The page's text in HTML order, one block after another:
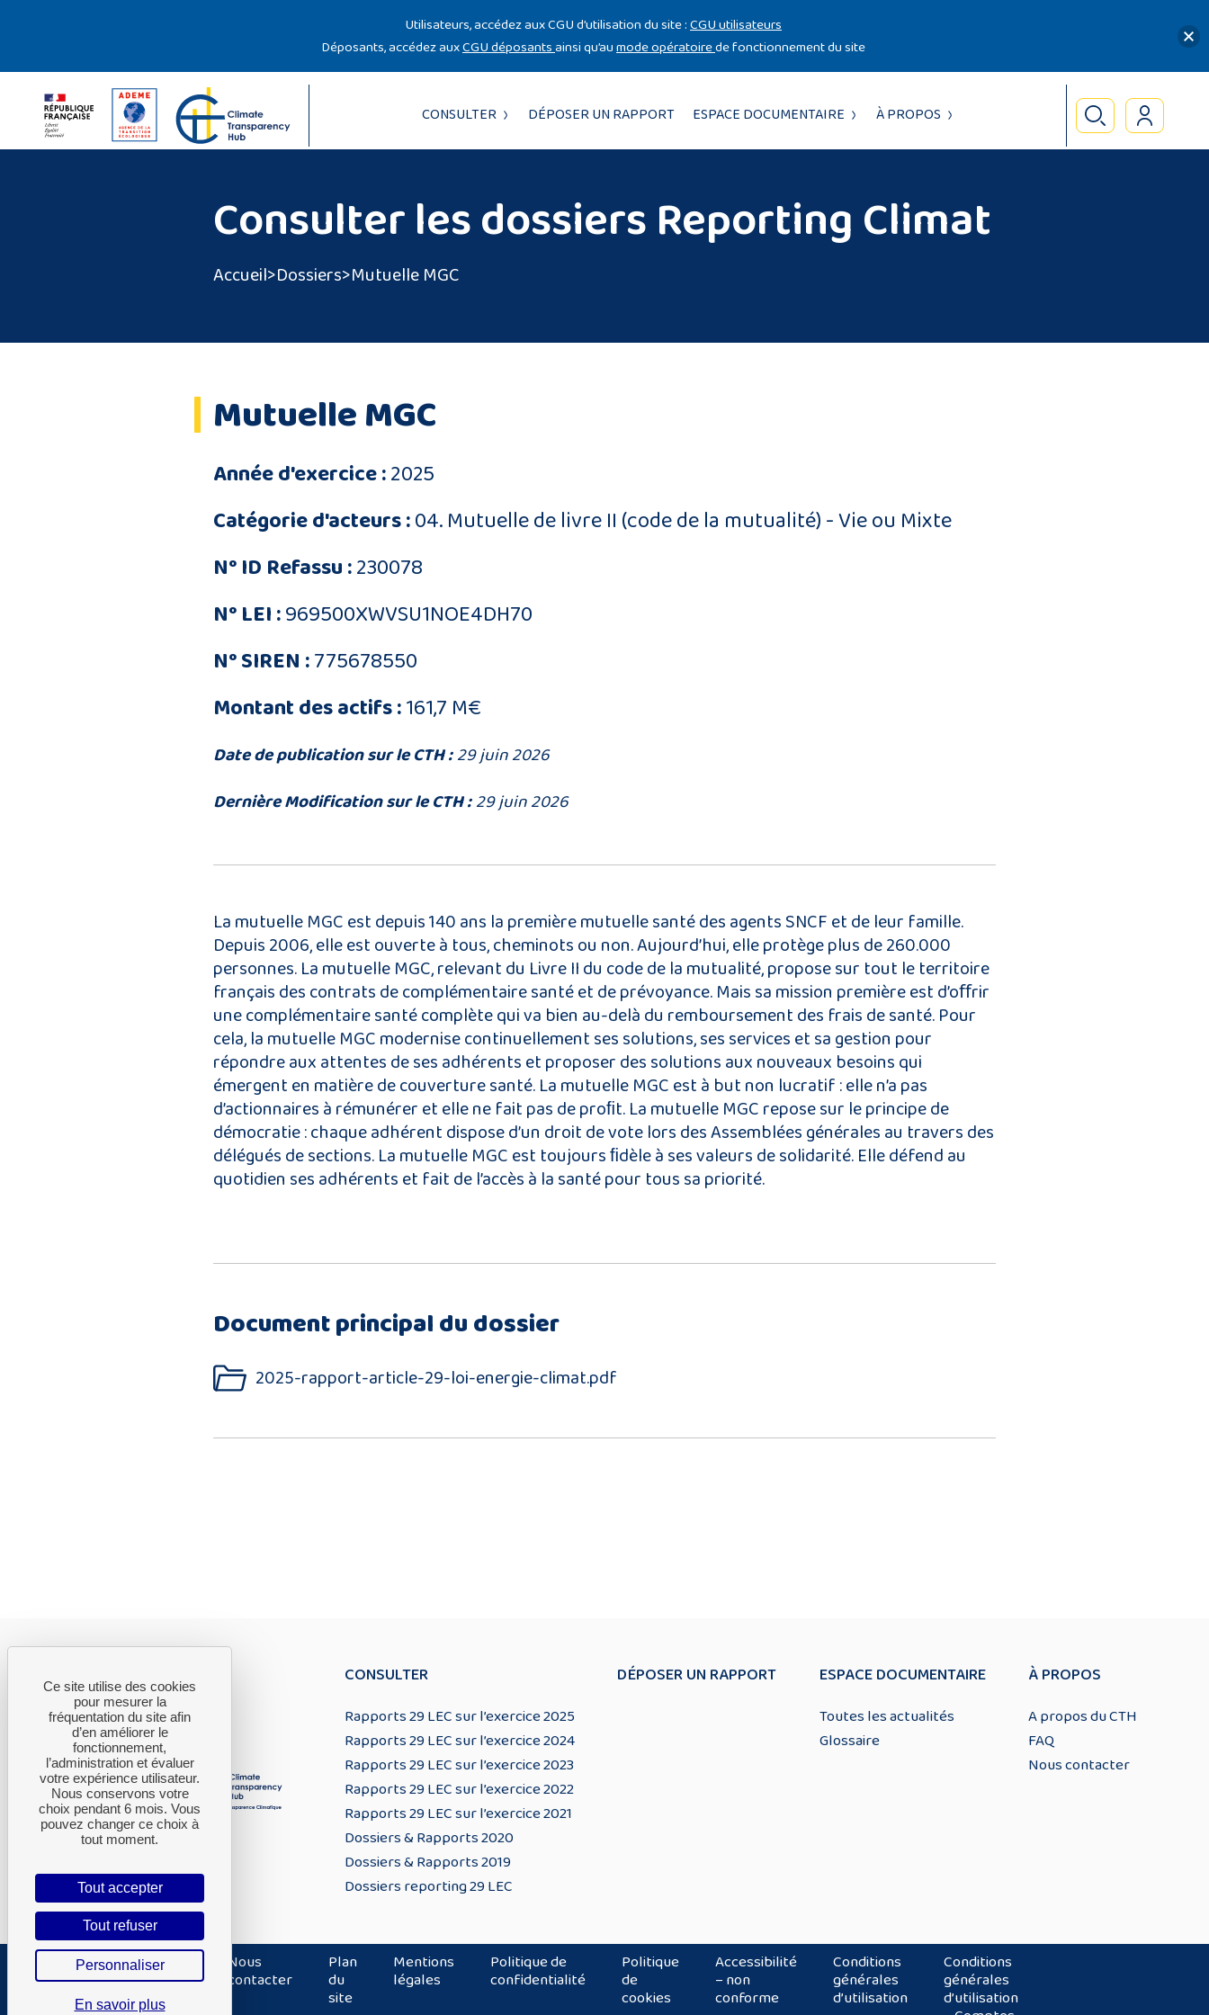
CONSULTER DÉPOSER UN RAPPORT ESPACE DOCUMENTAIRE À PROPOS
Consulter les dossiers Reporting Climat
Accueil>Dossiers>Mutuelle MGC
Mutuelle MGC
Année d'exercice :2025
Catégorie d'acteurs :04. Mutuelle de livre II (code de la mutualité) - Vie ou Mixte
N° ID Refassu :230078
N° LEI :969500XWVSU1NOE4DH70
N° SIREN :775678550
Montant des actifs :161,7 M€
Date de publication sur le CTH : 29 juin 2026
Dernière Modification sur le CTH : 29 juin 2026
La mutuelle MGC est depuis 140 ans la première mutuelle santé des agents SNCF et de leur famille.
Depuis 2006, elle est ouverte à tous, cheminots ou non. Aujourd’hui, elle protège plus de 260.000
personnes. La mutuelle MGC, relevant du Livre II du code de la mutualité, propose sur tout le territoire
français des contrats de complémentaire santé et de prévoyance. Mais sa mission première est d’oﬀrir
une complémentaire santé complète qui va bien au-delà du remboursement des frais de santé. Pour
cela, la mutuelle MGC modernise continuellement ses solutions, ses services et sa gestion pour
répondre aux attentes de ses adhérents et proposer des solutions aux nouveaux besoins qui
émergent en matière de couverture santé. La mutuelle MGC est à but non lucratif : elle n’a pas
d’actionnaires à rémunérer et elle ne fait pas de proﬁt. La mutuelle MGC repose sur le principe de
démocratie : chaque adhérent dispose d’un droit de vote lors des Assemblées générales au travers des
délégués de sections. La mutuelle MGC est toujours ﬁdèle à ses valeurs de solidarité. Elle défend au
quotidien ses adhérents et fait de l’accès à la santé pour tous sa priorité.
Document principal du dossier
2025-rapport-article-29-loi-energie-climat.pdf
Utilisateurs, accédez aux CGU d’utilisation du site :CGU utilisateurs
Déposants, accédez auxCGU déposantsainsi qu’aumode opératoirede fonctionnement du site
CONSULTER
Rapports 29 LEC sur l’exercice 2025
Rapports 29 LEC sur l’exercice 2024
Rapports 29 LEC sur l’exercice 2023
Rapports 29 LEC sur l’exercice 2022
Rapports 29 LEC sur l’exercice 2021
Dossiers & Rapports 2020
Dossiers & Rapports 2019
Dossiers reporting 29 LEC
DÉPOSER UN RAPPORT ESPACE DOCUMENTAIRE
Toutes les actualités
Glossaire
À PROPOS
A propos du CTH
FAQ
Nous contacter
Nous
contacter
Plan
du
site
Mentions
légales
Politique de
confidentialité
Politique
de
cookies
Accessibilité
– non
conforme
Conditions
générales
d’utilisation
Conditions
générales
d’utilisation
Ce site utilise des cookies
pour mesurer la
fréquentation du site afin
d’en améliorer le
fonctionnement,
l’administration et évaluer
votre expérience utilisateur.
Nous conservons votre
choix pendant 6 mois. Vous
pouvez changer ce choix à
tout moment.
Tout accepter
Tout refuser
Personnaliser
En savoir plus